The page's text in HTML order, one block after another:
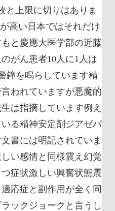
と上限に切りはありま
高い日本ではそれだけ
と慶應大医学部の近藤
がん患者10人に1人は
鐘を鳴らしています精
われていますが悪魔的
は指摘しています例え
る精神安定剤ジアゼパ
書には明記されていま
い感情と同様震え幻覚
症状激しい興奮状態震
応症と副作用が全く同
ックジョークと言うし